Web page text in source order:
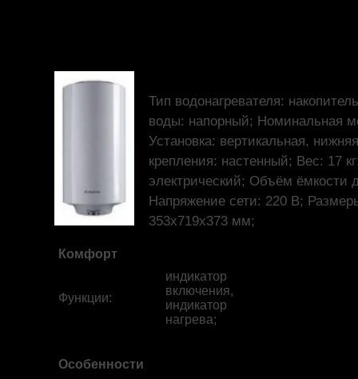
Тип водонагревателя:
воды: напорный; Номинальная
Установка: вертикальная,
крепления: настенный; Вес: 17
электрический; Объём ёмкости
Напряжение сети: 220 В;
353x719x373 мм;
Комфорт
Функции:
индикатор
включения,
индикатор
нагрева;
Особенности